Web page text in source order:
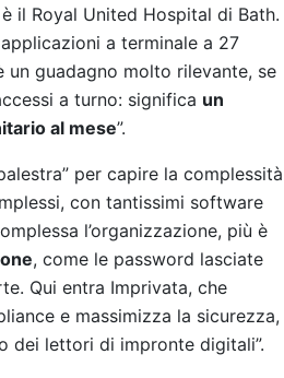
il Royal United Hospital di Bath.
a terminale a 27
guadagno molto rilevante, se
a turno: significa un
al mese”.
per capire la complessità
con tantissimi software
l’organizzazione, più è
, come le password lasciate
Qui entra Imprivata, che
e massimizza la sicurezza,
dei lettori di impronte digitali”.